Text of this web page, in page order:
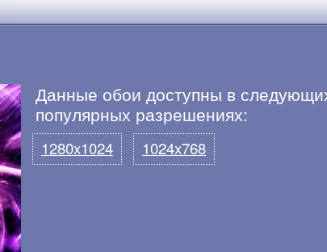
Данные обои доступны в
популярных разрешениях:
1280x1024 1024x768